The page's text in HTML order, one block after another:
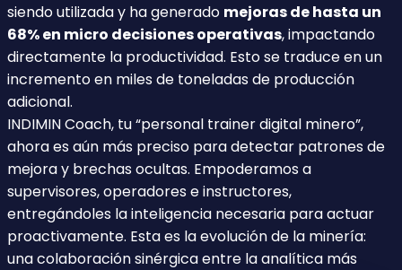
siendo utilizada y ha generado mejoras de hasta un
68% en micro decisiones operativas, impactando
directamente la productividad. Esto se traduce en un
incremento en miles de toneladas de producción
adicional.
INDIMIN Coach, tu “personal trainer digital minero”,
ahora es aún más preciso para detectar patrones de
mejora y brechas ocultas. Empoderamos a
supervisores, operadores e instructores,
entregándoles la inteligencia necesaria para actuar
proactivamente. Esta es la evolución de la minería:
una colaboración sinérgica entre la analítica más